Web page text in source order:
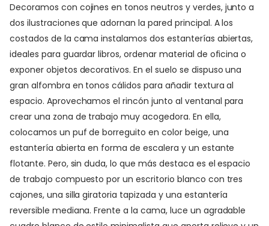
Decoramos con cojines en tonos neutros y verdes, junto a
dos ilustraciones que adornan la pared principal. A los
costados de la cama instalamos dos estanterías abiertas,
ideales para guardar libros, ordenar material de oficina o
exponer objetos decorativos. En el suelo se dispuso una
gran alfombra en tonos cálidos para añadir textura al
espacio. Aprovechamos el rincón junto al ventanal para
crear una zona de trabajo muy acogedora. En ella,
colocamos un puf de borreguito en color beige, una
estantería abierta en forma de escalera y un estante
flotante. Pero, sin duda, lo que más destaca es el espacio
de trabajo compuesto por un escritorio blanco con tres
cajones, una silla giratoria tapizada y una estantería
reversible mediana. Frente a la cama, luce un agradable